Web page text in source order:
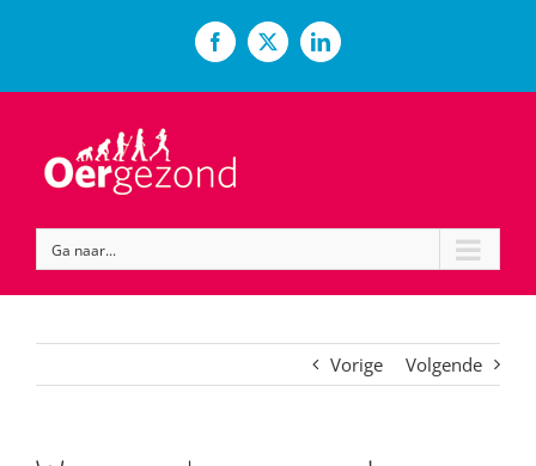
Facebook
X LinkedIn
Ga naar...
Vorige Volgende